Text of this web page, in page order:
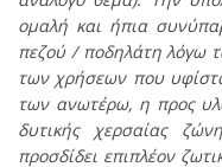
ομαλή και ήπια
πεζού / ποδηλάτη λόγω
των χρήσεων που
των ανωτέρω, η προς
δυτικής χερσαίας
προσδίδει επιπλέον